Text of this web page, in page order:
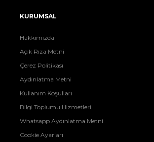
KURUMSAL
Hakkımızda
Açık Rıza Metni
Çerez Politikası
Aydınlatma Metni
Kullanım Koşulları
Bilgi Toplumu Hizmetleri
Whatsapp Aydınlatma Metni
Cookie Ayarları